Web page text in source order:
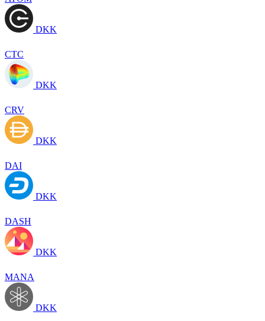
DKK
CTC
DKK
CRV
DKK
DAI
DKK
DASH
DKK
MANA
DKK